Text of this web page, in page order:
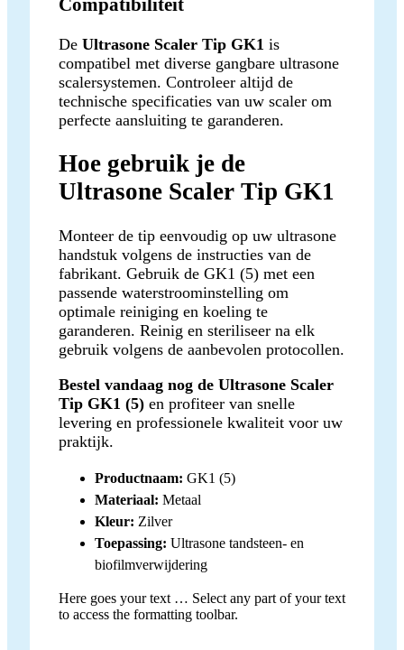
Compatibiliteit
De Ultrasone Scaler Tip GK1 is
compatibel met diverse gangbare ultrasone
scalersystemen. Controleer altijd de
technische specificaties van uw scaler om
perfecte aansluiting te garanderen.
Hoe gebruik je de
Ultrasone Scaler Tip GK1
Monteer de tip eenvoudig op uw ultrasone
handstuk volgens de instructies van de
fabrikant. Gebruik de GK1 (5) met een
passende waterstroominstelling om
optimale reiniging en koeling te
garanderen. Reinig en steriliseer na elk
gebruik volgens de aanbevolen protocollen.
Bestel vandaag nog de Ultrasone Scaler
Tip GK1 (5) en profiteer van snelle
levering en professionele kwaliteit voor uw
praktijk.
Productnaam: GK1 (5)
Materiaal: Metaal
Kleur: Zilver
Toepassing: Ultrasone tandsteen- en
biofilmverwijdering
Here goes your text … Select any part of your text
to access the formatting toolbar.